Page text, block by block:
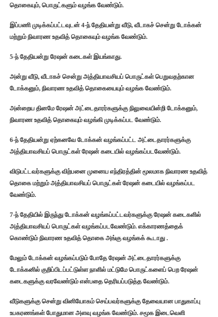
தொகையும், பொருட்களும் வழங்க வேண்டும்.
இப்பணி முடிக்கப்பட்டவுடன் 4-ந் தேதியன்று வீடு, வீடாகச் சென்று டோக்கன்
மற்றும் நிவாரண உதவித் தொகையும் வழங்க வேண்டும்.
5-ந் தேதியன்று ரேஷன் கடைகள் இயங்காது.
அன்று வீடு, வீடாகச் சென்று அத்தியாவசியப் பொருட்கள் பெறுவதற்கான
டோக்கனும், நிவாரண உதவித் தொகையையும் வழங்க வேண்டும்.
அன்றைய தினமே ரேஷன் அட்டைதாரர்களுக்கு நிலுவையின்றி டோக்கனும்,
நிவாரண உதவித் தொகையும் வழங்கி முடிக்கப்பட வேண்டும்.
6-ந் தேதியன்று ஏற்கனவே டோக்கன் வழங்கப்பட்ட அட்டைதாரர்களுக்கு
அத்தியாவசியப் பொருட்கள் ரேஷன் கடையில் வழங்கப்படவேண்டும்.
விடுபட்டவர்களுக்கு விற்பனை முனைய எந்திரத்தின் மூலமாக நிவாரண உதவித்
தொகை மற்றும் அத்தியாவசியப் பொருட்கள் ரேஷன் கடையில் வழங்கப்பட
வேண்டும்.
7-ந் தேதியில் இருந்து டோக்கன் வழங்கப்பட்டவர்களுக்கு ரேஷன் கடைகளில்
அத்தியாவசியப் பொருட்கள் வழங்கப்படவேண்டும். எக்காரணத்தைக்
கொண்டும் நிவாரண உதவித் தொகை அங்கு வழங்கக் கூடாது .
மேலும் டோக்கன் வழங்கப்படும் போதே ரேஷன் அட்டைதாரர்களுக்கு
டோக்கனில் குறிப்பிடப்பட்டுள்ள நாளில் மட்டுமே பொருட்களைப் பெற ரேஷன்
கடைகளுக்கு வரவேண்டும் என்பதை தெரியப்படுத்த வேண்டும்.
வீடுகளுக்கு சென்று வினியோகம் செய்பவர்களுக்கு தேவையான பாதுகாப்பு
உபகரணங்கள் போதுமான அளவு வழங்க வேண்டும். சமூக இடைவெளி